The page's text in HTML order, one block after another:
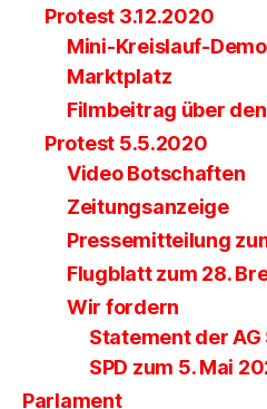
Protest 3.12.2020
Mini-Kreislauf-Demo
Marktplatz
Filmbeitrag über
Protest 5.5.2020
Video Botschaften
Zeitungsanzeige
Pressemitteilung
Flugblatt zum 28.
Wir fordern
Statement der
SPD zum 5. Mai
Parlament